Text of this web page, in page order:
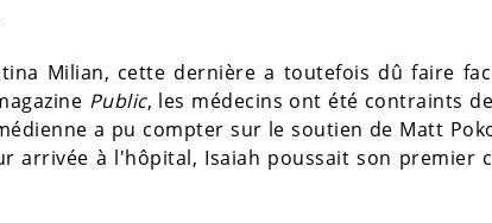
Milian, cette dernière a toutefois dû faire
Public, les médecins ont été contraints
a pu compter sur le soutien de Matt
arrivée à l'hôpital, Isaiah poussait son premier